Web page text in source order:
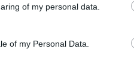
of my personal data.
of my Personal Data.